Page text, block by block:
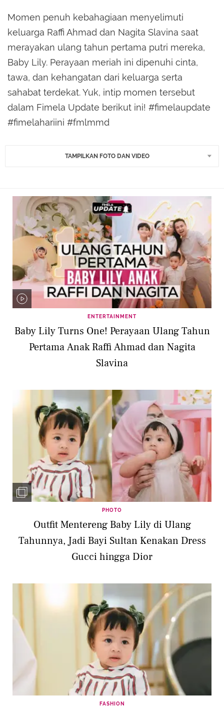
Momen penuh kebahagiaan menyelimuti
keluarga Raffi Ahmad dan Nagita Slavina saat
merayakan ulang tahun pertama putri mereka,
Baby Lily. Perayaan meriah ini dipenuhi cinta,
tawa, dan kehangatan dari keluarga serta
sahabat terdekat. Yuk, intip momen tersebut
dalam Fimela Update berikut ini! #fimelaupdate
#fimelahariini #fmlmmd
TAMPILKAN FOTO DAN VIDEO
ENTERTAINMENT
Baby Lily Turns One! Perayaan Ulang Tahun
Pertama Anak Raffi Ahmad dan Nagita
Slavina
PHOTO
Outfit Mentereng Baby Lily di Ulang
Tahunnya, Jadi Bayi Sultan Kenakan Dress
Gucci hingga Dior
FASHION